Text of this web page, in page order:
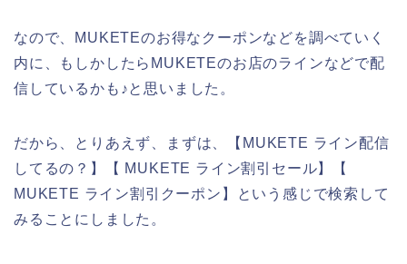
なので、MUKETEのお得なクーポンなどを調べていく
内に、もしかしたらMUKETEのお店のラインなどで配
信しているかも♪と思いました。
だから、とりあえず、まずは、【MUKETE ライン配信
してるの？】【 MUKETE ライン割引セール】【
MUKETE ライン割引クーポン】という感じで検索して
みることにしました。